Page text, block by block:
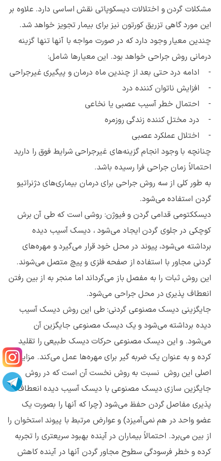
مشکلات گردن و اختلالات دیسکوپاتی نقش اساسی دارد. علاوه بر
این مورد گاهی تزریق کورتون نیز برای بیمار تجویز خواهد شد.
چندین معیار وجود دارد که در صورت مواجه با آنها تنها گزینه
درمانی روش جراحی خواهد بود. این معیارها شامل:
- ادامه درد حتی بعد از چندین ماه درمان و پیگیری غیرجراحی
- افزایش ناتوان کننده درد
- احتمال خطر آسیب عصبی یا نخاعی
- درد مختل کننده زندگی روزمره
- اختلال عملکرد عصبی
چنانچه با وجود انجام گزینه‌های غیر‌جراحی شرایط فوق را دارید
احتمالاً زمان جراحی فرا رسیده باشد.
به طور کلی از سه روش جراحی برای درمان بیماری‌های دژنراتیو
گردن استفاده می‌شود.
دیسککتومی قدامی گردن و فیوژن: روشی است که طی آن برش
کوچکی در جلوی گردن ایجاد می‌شود ، دیسک آسیب دیده
برداشته می‌شود، پیوند در محل خود قرار می‌گیرد و مهره‌های
گردنی مجاور با استفاده از صفحه فلزی و پیچ متصل می‌شوند.
این روش ثبات را به مفصل باز می‌گرداند اما منجر به از بین رفتن
انعطاف پذیری در محل جراحی می‌شود.
جایگزینی دیسک مصنوعی گردنی: طی این روش دیسک آسیب
دیده برداشته می‌شود و یک دیسک مصنوعی جایگزین آن
می‌شود. و این دیسک مصنوعی حرکات دیسک طبیعی را تقلید
کرده و به عنوان یک ضربه گیر برای مهره‌ها عمل می‌کند. مزایای
اصلی این روش نسبت به روش نخست آن است که در روش
جایگزین سازی دیسک مصنوعی با دیسک آسیب دیده انعطاف
پذیری مفاصل گردن حفظ می‌شود (چرا که آنها را بصورت یک
عضو واحد در هم نمی‌آمیزد) و عوارض مرتبط با پیوند استخوان را
از بین می‌برد. احتمالاً بیماران در آینده بهبود سریعتری را تجربه
کرده و خطر فرسودگی سطوح مجاور گردن آنها در آینده کاهش